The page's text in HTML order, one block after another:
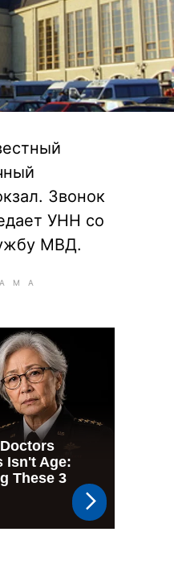
Звонок
УНН со
МВД.